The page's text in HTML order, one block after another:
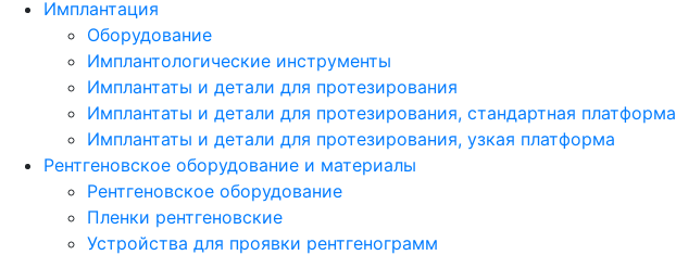
Имплантация
Оборудование
Имплантологические инструменты
Имплантаты и детали для протезирования
Имплантаты и детали для протезирования, стандартная платформа
Имплантаты и детали для протезирования, узкая платформа
Рентгеновское оборудование и материалы
Рентгеновское оборудование
Пленки рентгеновские
Устройства для проявки рентгенограмм